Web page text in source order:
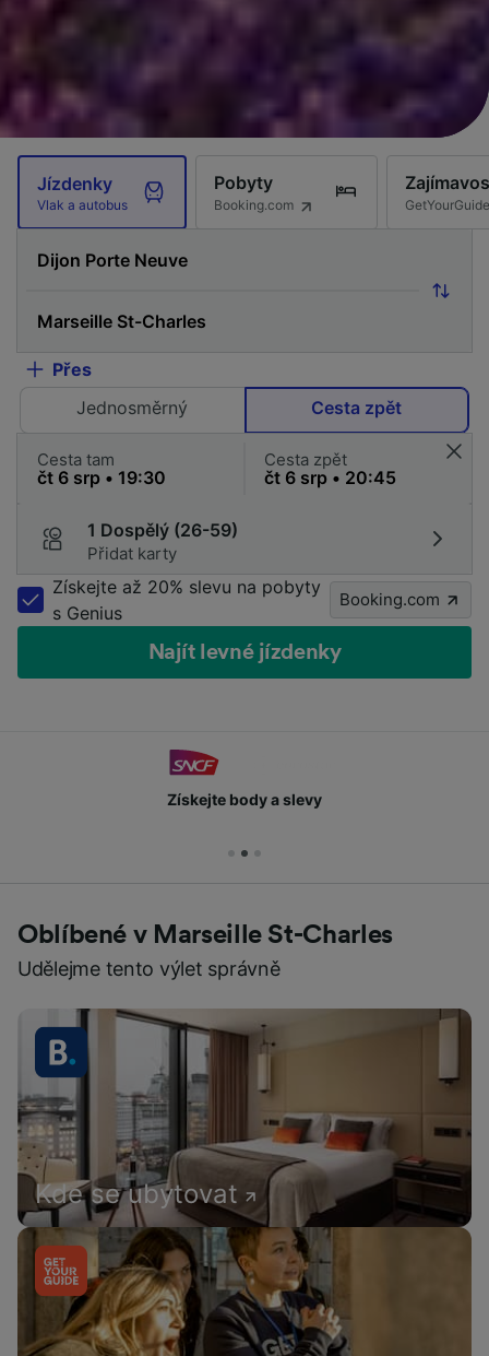
Jízdenky
Vlak a autobus
Pobyty
Booking.com GetYourGuide
Přes
Jednosměrný
Cesta zpět
Cesta tam Cesta zpět
1 Dospělý (26-59)
Přidat karty
Získejte až 20% slevu na pobyty
s Genius
Booking.com
Najít levné jízdenky
Získejte body a slevy
Oblíbené v Marseille St-Charles
Udělejme tento výlet správně
Kde se ubytovat